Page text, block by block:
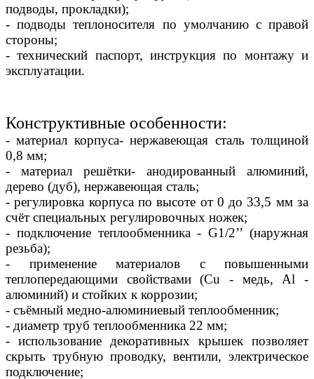
подводы, прокладки);
- подводы теплоносителя по умолчанию с правой
стороны;
- технический паспорт, инструкция по монтажу и
эксплуатации.
Конструктивные особенности:
- материал корпуса- нержавеющая сталь толщиной
0,8 мм;
- материал решётки- анодированный алюминий,
дерево (дуб), нержавеющая сталь;
- регулировка корпуса по высоте от 0 до 33,5 мм за
счёт специальных регулировочных ножек;
- подключение теплообменника - G1/2’’ (наружная
резьба);
- применение материалов с повышенными
теплопередающими свойствами (Сu - медь, Al -
алюминий) и стойких к коррозии;
- съёмный медно-алюминиевый теплообменник;
- диаметр труб теплообменника 22 мм;
- использование декоративных крышек позволяет
скрыть трубную проводку, вентили, электрическое
подключение;